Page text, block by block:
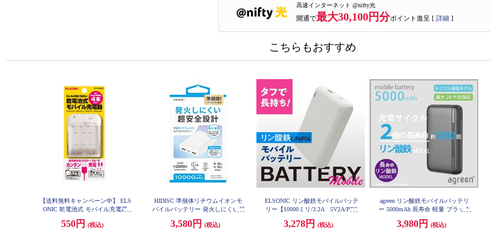
高速インターネット @nifty光
開通で最大30,100円分ポイント進呈 [ 詳細 ]
こちらもおすすめ
【送料無料キャンペーン中】 ELS
ONIC 乾電池式 モバイル充電器
バイルバッテリー/乾電池式/単3電
550円
(税込)
HIDISC 準個体リチウムイオンモ
バイルバッテリー 発火しにくい超
D4-SSMBTC10WH
3,580円
(税込)
ELSONIC リン酸鉄モバイルバッテ
リー【10000ミリ/3.2A 5V2A/PD2
B01
3,278円
(税込)
agreen リン酸鉄モバイルバッテリ
ー 5000mAh 長寿命 軽量 ブラック
3,980円
(税込)